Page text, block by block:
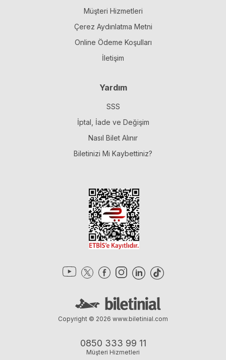
Müşteri Hizmetleri
Çerez Aydınlatma Metni
Online Ödeme Koşulları
İletişim
Yardım
SSS
İptal, İade ve Değişim
Nasıl Bilet Alınır
Biletinizi Mi Kaybettiniz?
0850 333 99 11
Müşteri Hizmetleri
Copyright © 2026 www.biletinial.com